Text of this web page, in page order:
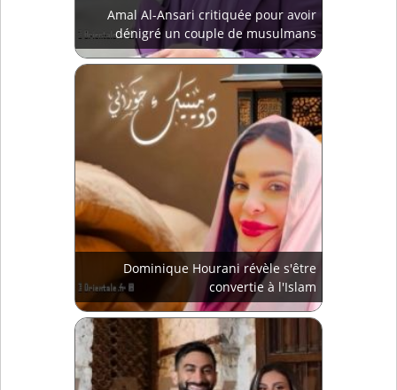
Amal Al-Ansari critiquée pour avoir
dénigré un couple de musulmans
Dominique Hourani révèle s'être
convertie à l'Islam